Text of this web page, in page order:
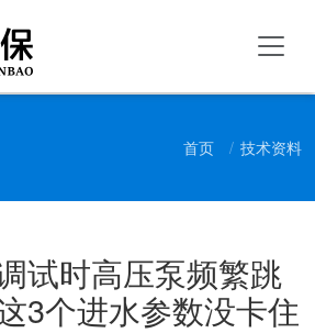
首页 技术资料
试时高压泵频繁跳
3个进水参数没卡住